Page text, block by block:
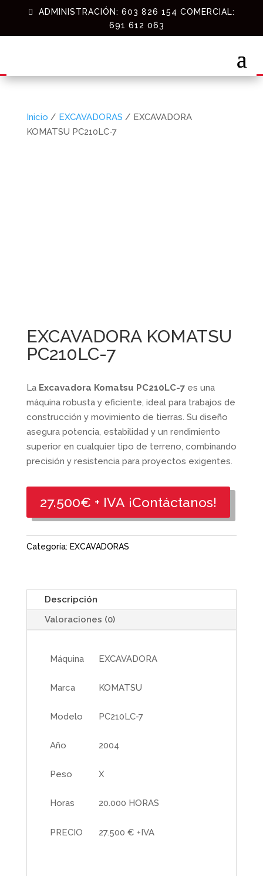
ADMINISTRACIÓN: 603 826 154 COMERCIAL:
691 612 063
Inicio / EXCAVADORAS / EXCAVADORA
KOMATSU PC210LC-7
EXCAVADORA KOMATSU
PC210LC-7
La Excavadora Komatsu PC210LC-7es una
máquina robusta y eficiente, ideal para trabajos de
construcción y movimiento de tierras. Su diseño
asegura potencia, estabilidad y un rendimiento
superior en cualquier tipo de terreno, combinando
precisión y resistencia para proyectos exigentes.
27.500€ + IVA ¡Contáctanos!
Categoría: EXCAVADORAS
Descripción
Valoraciones (0)
Máquina EXCAVADORA
Marca KOMATSU
Modelo PC210LC-7
Año 2004
Peso X
Horas 20.000 HORAS
PRECIO 27.500 € +IVA